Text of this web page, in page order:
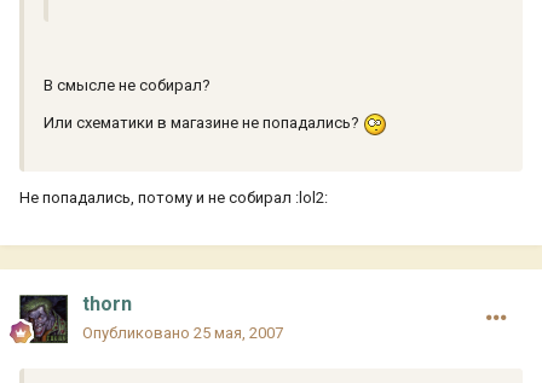
В смысле не собирал?
Или схематики в магазине не попадались?
Не попадались, потому и не собирал :lol2:
thorn
Опубликовано 25 мая, 2007